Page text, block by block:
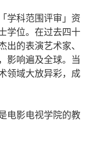
学科范围评审」资
学位。在过去四十
的表演艺术家、
影响遍及全球。当
领域大放异彩，成
电影电视学院的教